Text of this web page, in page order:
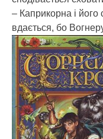
– Каприкорна і
вдається, бо